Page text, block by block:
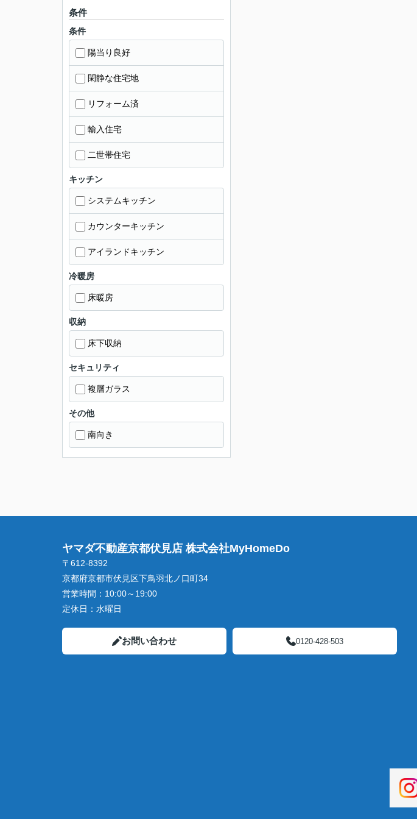
条件
条件
陽当り良好
閑静な住宅地
リフォーム済
輸入住宅
二世帯住宅
キッチン
システムキッチン
カウンターキッチン
アイランドキッチン
冷暖房
床暖房
収納
床下収納
セキュリティ
複層ガラス
その他
南向き
ヤマダ不動産京都伏見店 株式会社MyHomeDo
〒612-8392
京都府京都市伏見区下鳥羽北ノ口町34
営業時間： 10:00～19:00
定休日： 水曜日
お問い合わせ 0120-428-503